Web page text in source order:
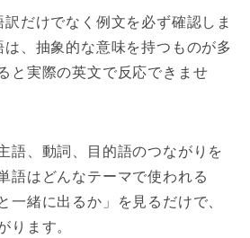
だけでなく例文を必ず確認しま
は、抽象的な意味を持つものが多
と実際の英文で反応できませ
語、動詞、目的語のつながりを
語はどんなテーマで使われる
一緒に出るか」を見るだけで、
ります。